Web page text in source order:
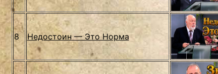
8 Недостоин — Это Норма